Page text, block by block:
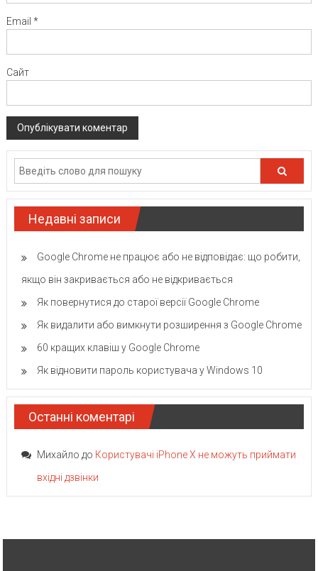
Email *
Сайт
Недавні записи
Google Chrome не працює або не відповідає: що робити,
якщо він закривається або не відкривається
Як повернутися до старої версії Google Chrome
Як видалити або вимкнути розширення з Google Chrome
60 кращих клавіш у Google Chrome
Як відновити пароль користувача у Windows 10
Останні коментарі
Михайло до Користувачі iPhone X не можуть приймати
вхідні дзвінки